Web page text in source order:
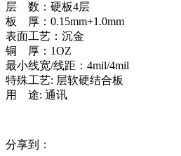
层 数：硬板4层
板 厚：0.15mm+1.0mm
表面工艺：沉金
铜 厚：1OZ
最小线宽/线距：4mil/4mil
特殊工艺: 层软硬结合板
用 途: 通讯
分享到：